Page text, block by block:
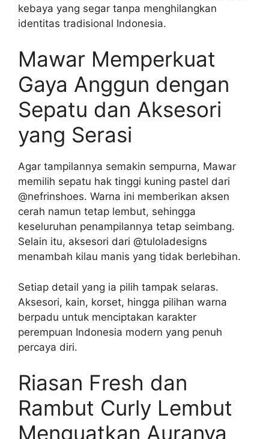
kebaya yang segar tanpa menghilangkan
identitas tradisional Indonesia.
Mawar Memperkuat
Gaya Anggun dengan
Sepatu dan Aksesori
yang Serasi
Agar tampilannya semakin sempurna, Mawar
memilih sepatu hak tinggi kuning pastel dari
@nefrinshoes. Warna ini memberikan aksen
cerah namun tetap lembut, sehingga
keseluruhan penampilannya tetap seimbang.
Selain itu, aksesori dari @tuloladesigns
menambah kilau manis yang tidak berlebihan.
Setiap detail yang ia pilih tampak selaras.
Aksesori, kain, korset, hingga pilihan warna
berpadu untuk menciptakan karakter
perempuan Indonesia modern yang penuh
percaya diri.
Riasan Fresh dan
Rambut Curly Lembut
Menguatkan Auranya